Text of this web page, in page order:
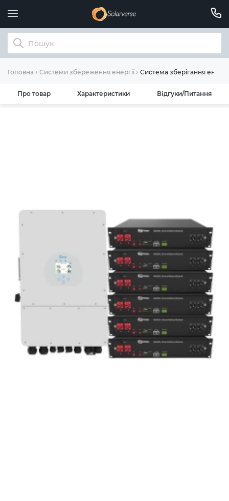
Головна Системи збереження енергії Система зберігання
Про товар Характеристики Відгуки/Питання